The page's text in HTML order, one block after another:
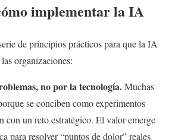
implementar la IA
de principios prácticos para que la IA
organizaciones:
no por la tecnología.Muchas
se conciben como experimentos
con un reto estratégico. El valor emerge
para resolver “puntos de dolor” reales